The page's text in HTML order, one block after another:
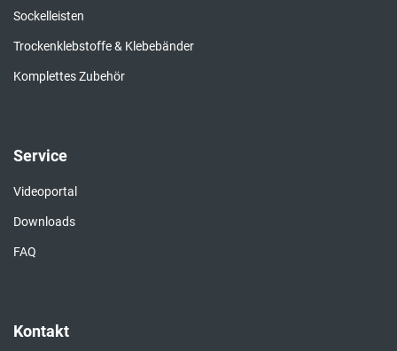
Sockelleisten
Trockenklebstoffe & Klebebänder
Komplettes Zubehör
Service
Videoportal
Downloads
FAQ
Kontakt